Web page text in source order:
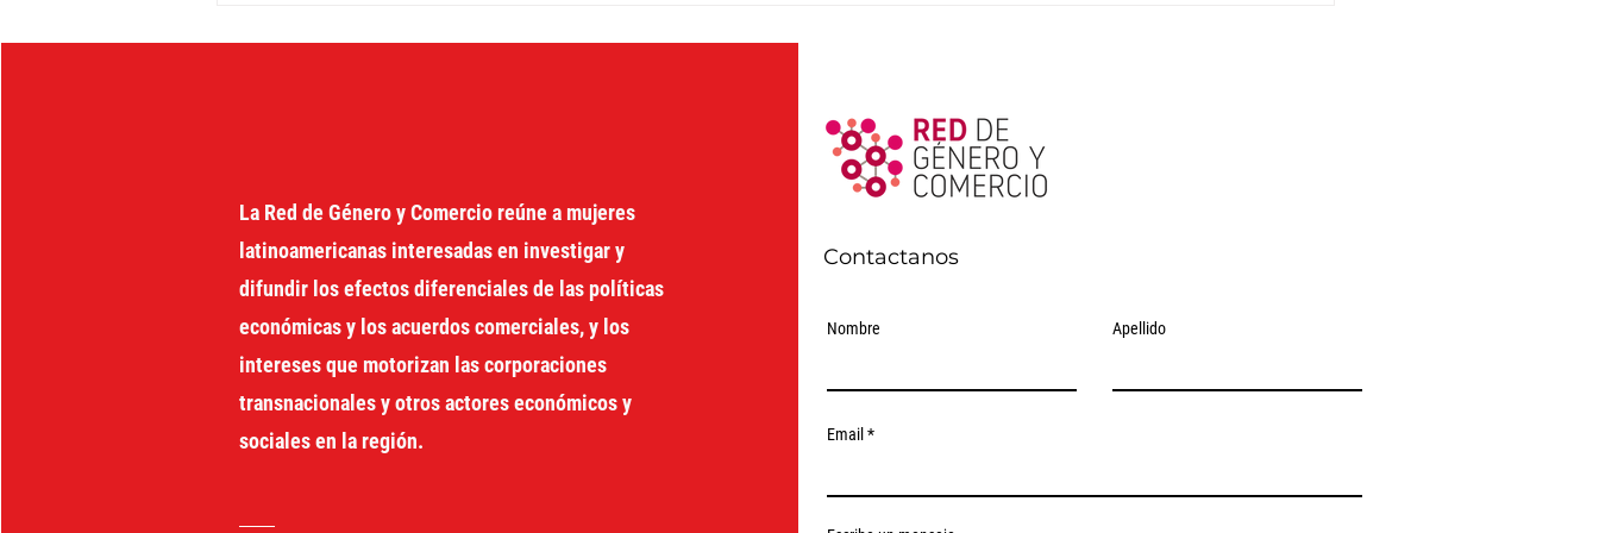
distribución de la riqueza
MENTAL
La Red de Género y Comercio reúne a mujeres
latinoamericanas interesadas en investigar y
difundir los efectos diferenciales de las políticas
económicas y los acuerdos comerciales, y los
intereses que motorizan las corporaciones
transnacionales y otros actores económicos y
sociales en la región.
Contactanos
Nombre Apellido
Email